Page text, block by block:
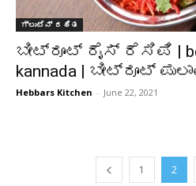
ಗ್ಲುಟೆನ್ ರಹಿತ
ಬೀಟ್ರೂಟ್ ರೈಸ್ ರೆಸಿಪಿ |
kannada | ಬೀಟ್ರೂಟ್
Hebbars Kitchen - June 22, 2021
1 2